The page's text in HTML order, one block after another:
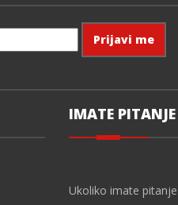
IMATE PITANJE
Ukoliko imate